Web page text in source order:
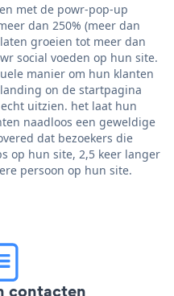
met de powr-pop-up
dan 250% (meer dan
groeien tot meer dan
social voeden op hun site.
manier om hun klanten
on de startpagina
uitzien. het laat hun
naadloos een geweldige
dat bezoekers die
op hun site, 2,5 keer langer
persoon op hun site.
contacten